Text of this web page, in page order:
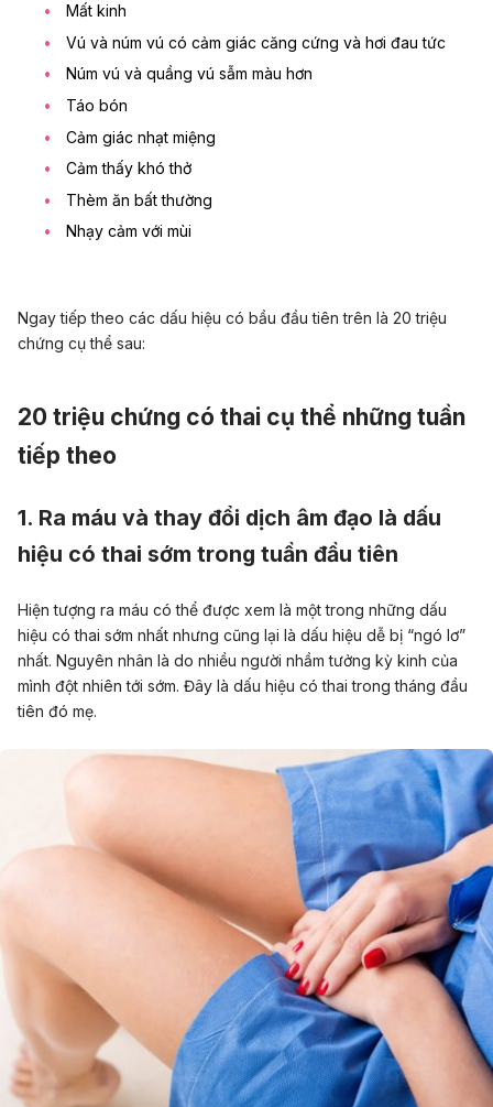
Mất kinh
Vú và núm vú có cảm giác căng cứng và hơi đau tức
Núm vú và quầng vú sẫm màu hơn
Táo bón
Cảm giác nhạt miệng
Cảm thấy khó thở
Thèm ăn bất thường
Nhạy cảm với mùi
Ngay tiếp theo các dấu hiệu có bầu đầu tiên trên là 20 triệu
chứng cụ thể sau:
20 triệu chứng có thai cụ thể những tuần
tiếp theo
1. Ra máu và thay đổi dịch âm đạo là dấu
hiệu có thai sớm trong tuần đầu tiên
Hiện tượng ra máu có thể được xem là một trong những dấu
hiệu có thai sớm nhất nhưng cũng lại là dấu hiệu dễ bị “ngó lơ”
nhất. Nguyên nhân là do nhiều người nhầm tưởng kỳ kinh của
mình đột nhiên tới sớm. Đây là dấu hiệu có thai trong tháng đầu
tiên đó mẹ.